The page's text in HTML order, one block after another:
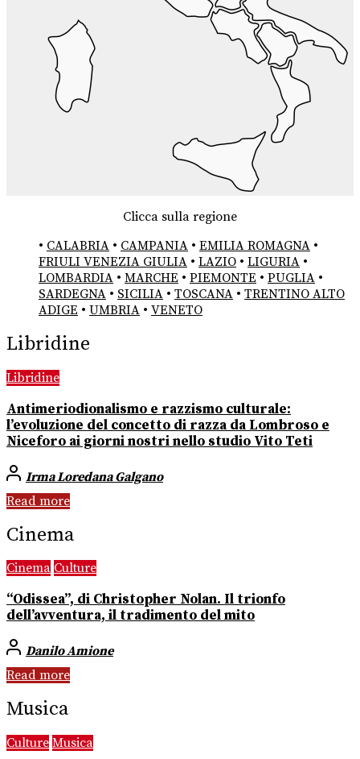
Clicca sulla regione
• CALABRIA • CAMPANIA • EMILIA ROMAGNA •
FRIULI VENEZIA GIULIA • LAZIO • LIGURIA •
LOMBARDIA • MARCHE • PIEMONTE • PUGLIA •
SARDEGNA • SICILIA • TOSCANA • TRENTINO ALTO
ADIGE • UMBRIA • VENETO
Libridine
Libridine
Antimeriodionalismo e razzismo culturale:
l’evoluzione del concetto di razza da Lombroso e
Niceforo ai giorni nostri nello studio Vito Teti
Irma Loredana Galgano
Read more
Cinema
Cinema Culture
“Odissea”, di Christopher Nolan. Il trionfo
dell’avventura, il tradimento del mito
Danilo Amione
Read more
Musica
Culture Musica